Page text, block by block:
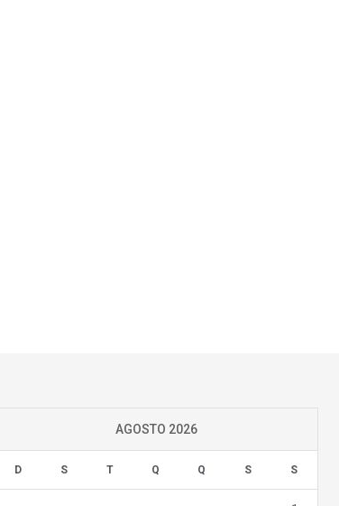
AGOSTO 2026
D S T Q Q S S